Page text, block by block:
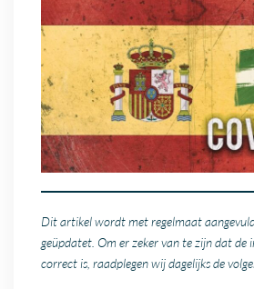
Dit artikel wordt met regelmaat
geüpdatet. Om er zeker van te zijn dat de
correct is, raadplegen wij dagelijks de